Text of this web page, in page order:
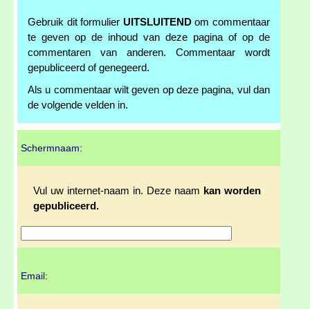
Gebruik dit formulier UITSLUITENDom commentaar
te geven op de inhoud van deze pagina of op de
commentaren van anderen. Commentaar wordt
gepubliceerd of genegeerd.
Als u commentaar wilt geven op deze pagina, vul dan
de volgende velden in.
Schermnaam:
Vul uw internet-naam in. Deze naam kan worden
gepubliceerd.
Email: